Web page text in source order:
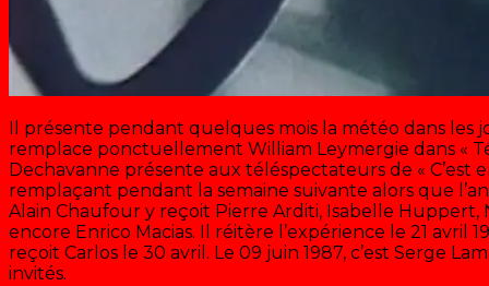
Il présente pendant quelques mois la météo dans les
remplace ponctuellement William Leymergie dans «
Dechavanne présente aux téléspectateurs de « C’est
remplaçant pendant la semaine suivante alors que
Alain Chaufour y reçoit Pierre Arditi, Isabelle Huppert,
encore Enrico Macias. Il réitère l’expérience le 21 avril
reçoit Carlos le 30 avril. Le 09 juin 1987, c’est Serge
invités.